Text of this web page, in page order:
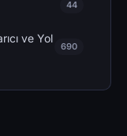
44
ve Yol
690